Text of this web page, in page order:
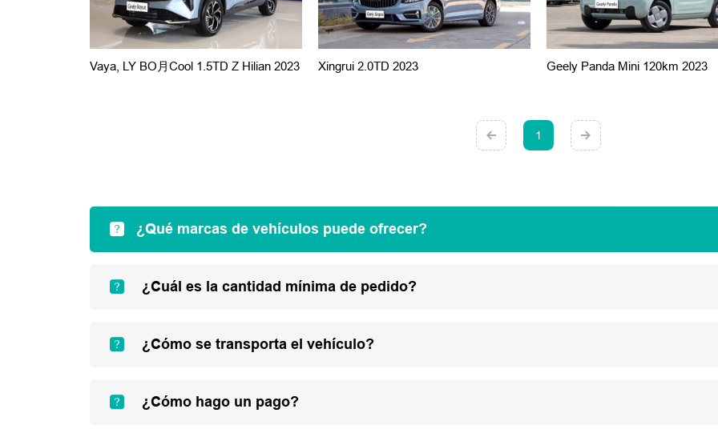
Vaya, LY BO月cool 1.5TD Z Hilian 2023 Xingrui 2.0TD 2023 Geely Panda Mini 120km 2023
1
¿Qué marcas de vehículos puede ofrecer?
¿Cuál es la cantidad mínima de pedido?
¿Cómo se transporta el vehículo?
¿Cómo hago un pago?